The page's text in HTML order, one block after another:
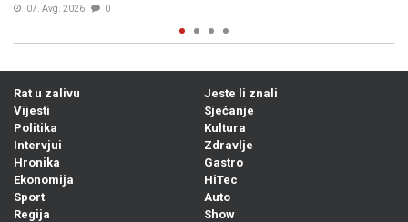
07. Avg. 2026
Rat u zalivu
Vijesti
Politika
Intervjui
Hronika
Ekonomija
Sport
Regija
Jeste li znali
Sjećanje
Kultura
Zdravlje
Gastro
HiTec
Auto
Show